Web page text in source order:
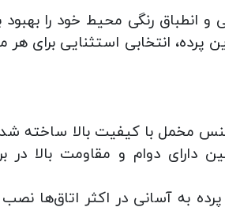
و انطباق رنگی محیط خود را
پرده، انتخابی استثنایی برای
مخمل با کیفیت بالا
دارای دوام و مقاومت بالا در
با ابعاد ۵*۳ متر، این پرده به آسانی در